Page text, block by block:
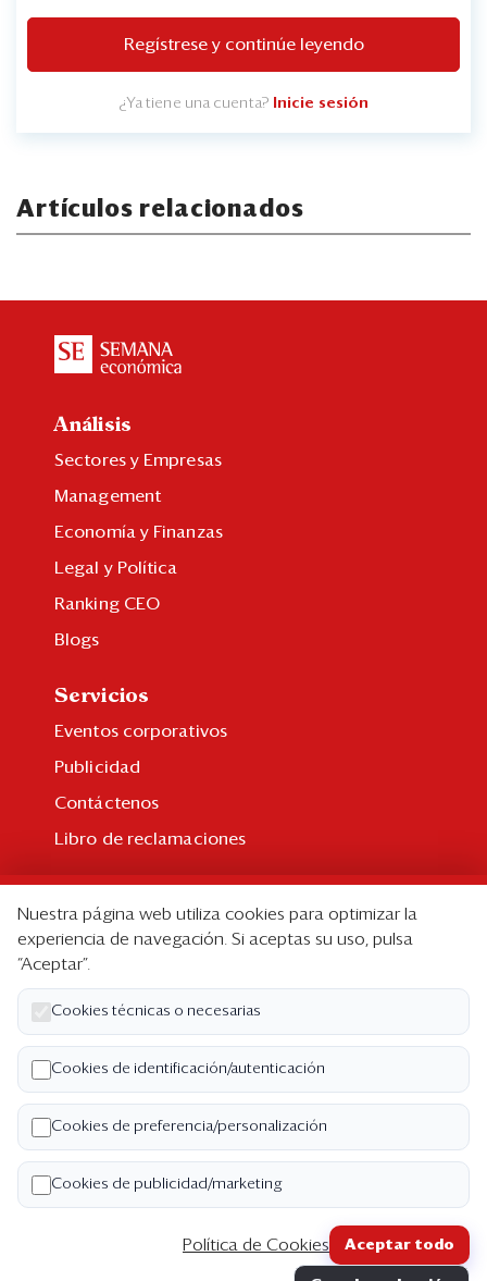
Regístrese y continúe leyendo
¿Ya tiene una cuenta? Inicie sesión
Artículos relacionados
Análisis
Sectores y Empresas
Management
Economía y Finanzas
Legal y Política
Ranking CEO
Blogs
Servicios
Eventos corporativos
Publicidad
Contáctenos
Libro de reclamaciones
Suscripción individual
Paquetes corporativos
Edición Impresa
Nosotros
Quiénes somos
Código de ética
Términos y Condiciones
Copyright ©2026 Semana Económica. Todos los
Nuestra página web utiliza cookies para optimizar la
experiencia de navegación. Si aceptas su uso, pulsa
“Aceptar”.
Cookies técnicas o necesarias
Cookies de identificación/autenticación
Cookies de preferencia/personalización
Cookies de publicidad/marketing
Política de Cookies Aceptar todo